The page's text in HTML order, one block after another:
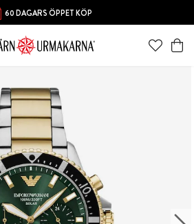
60 DAGARS ÖPPET KÖP